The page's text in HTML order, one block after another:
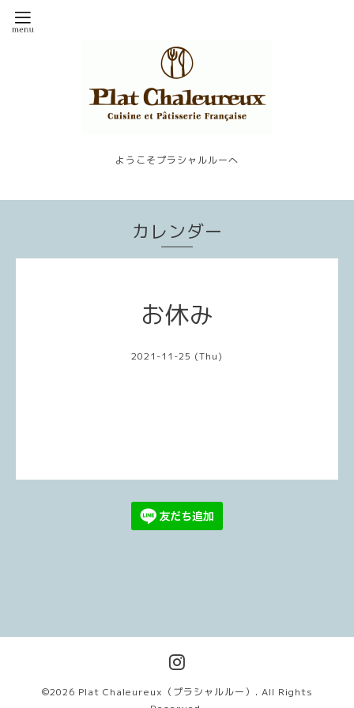
ようこそプラシャルルーへ
カレンダー
お休み
2021-11-25 (Thu)
©2026 Plat Chaleureux（プラシャルルー） . All Rights